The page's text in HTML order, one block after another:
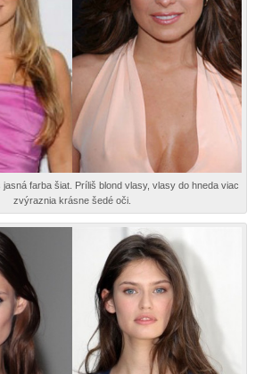
farba šiat. Príliš blond vlasy, vlasy do hneda viac
zvýraznia krásne šedé oči.